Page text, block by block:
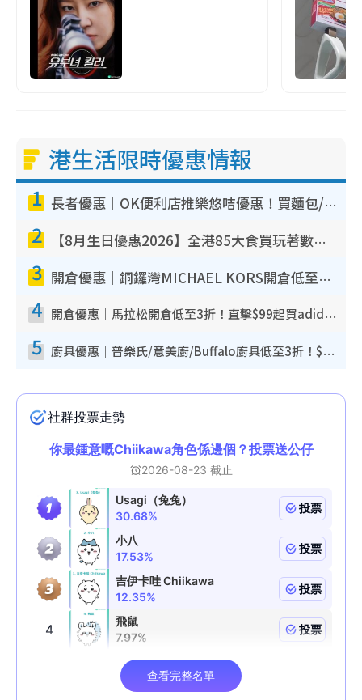
港生活限時優惠情報
1 長者優惠｜OK便利店推樂悠咭優惠！買麵包/牛奶/保健品拍卡即減
2 【8月生日優惠2026】全港85大食買玩著數攻略 自助餐/火鍋放題同行免費＋誠品/DONKI送現金券
3 開倉優惠｜銅鑼灣MICHAEL KORS開倉低至17折！直擊$500起買手袋/銀包/鞋款 必買經典Jet Set系列
4 開倉優惠｜馬拉松開倉低至3折！直擊$99起買adidas／New Balance／Puma鞋款 STANLEY保溫杯劈價至$119起
5 廚具優惠｜普樂氏/意美廚/Buffalo廚具低至3折！$89起買煎鍋／炒鑊／個人鍋 同場小家電激減至$99起